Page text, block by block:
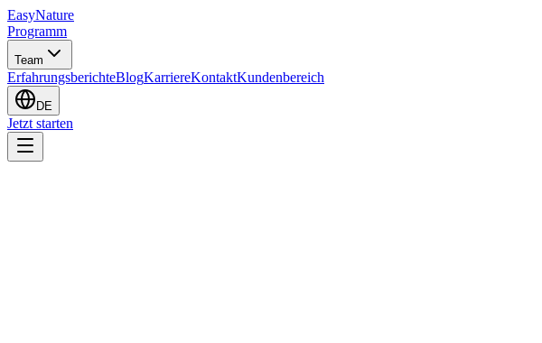
EasyNature
Programm
Team
ErfahrungsberichteBlogKarriereKontaktKundenbereich
DE
Jetzt starten